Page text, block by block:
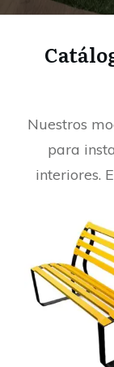
Nuestros
para
interiores.